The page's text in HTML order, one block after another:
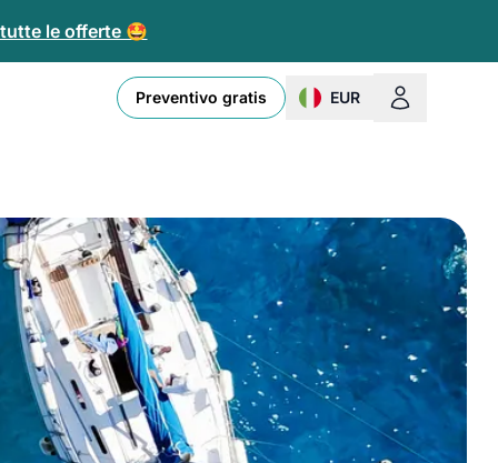
le offerte 🤩
Preventivo gratis EUR
change currency or